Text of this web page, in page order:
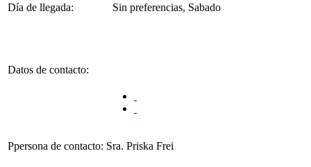
Día de llegada: Sin preferencias, Sabado
Datos de contacto:
Ppersona de contacto: Sra. Priska Frei